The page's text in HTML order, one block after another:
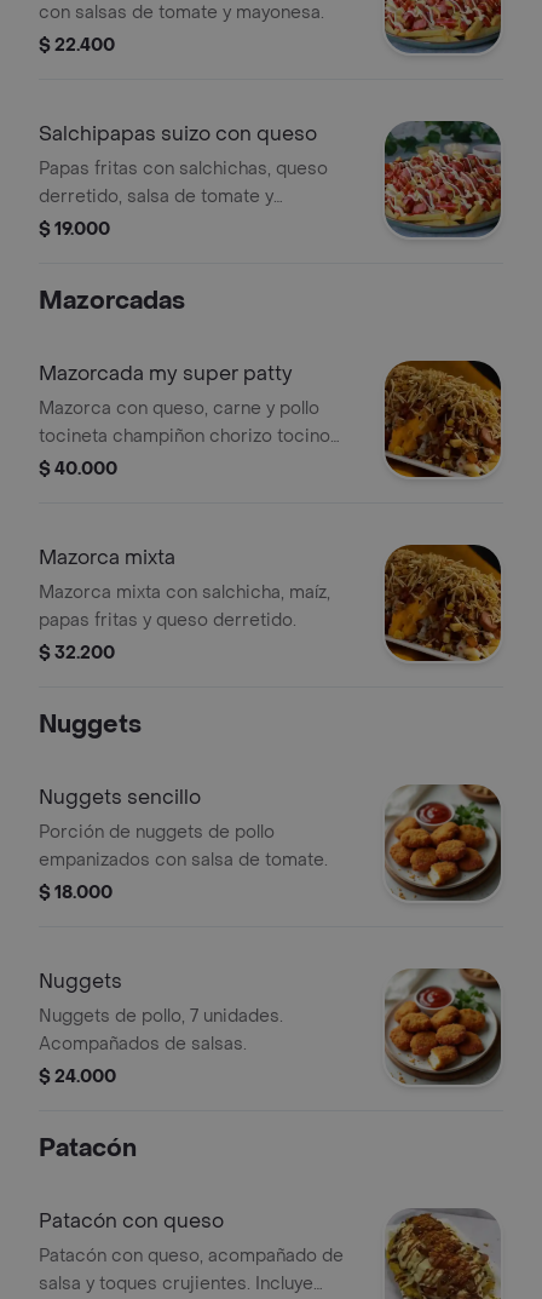
con salsas de tomate y mayonesa.
$ 22.400
Salchipapas suizo con queso
Papas fritas con salchichas, queso
derretido, salsa de tomate y
mayonesa.
$ 19.000
Mazorcadas
Mazorcada my super patty
Mazorca con queso, carne y pollo
tocineta champiñon chorizo tocino
salsas
$ 40.000
Mazorca mixta
Mazorca mixta con salchicha, maíz,
papas fritas y queso derretido.
$ 32.200
Nuggets
Nuggets sencillo
Porción de nuggets de pollo
empanizados con salsa de tomate.
$ 18.000
Nuggets
Nuggets de pollo, 7 unidades.
Acompañados de salsas.
$ 24.000
Patacón
Patacón con queso
Patacón con queso, acompañado de
salsa y toques crujientes. Incluye